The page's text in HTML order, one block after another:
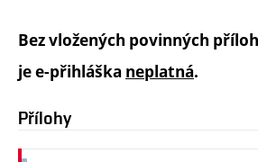
Bez vložených povinných
je e-přihláška neplatná.
Přílohy